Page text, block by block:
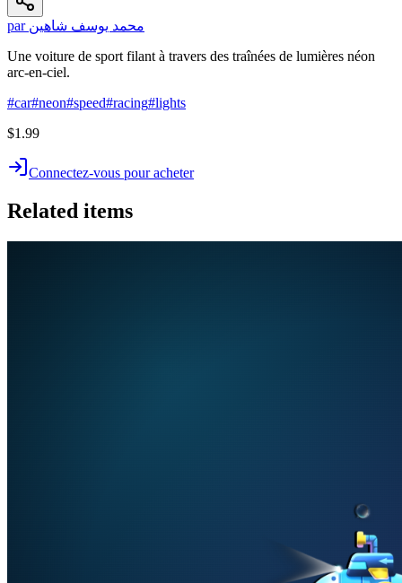
par محمد يوسف شاهين
Une voiture de sport filant à travers des traînées de lumières néon
arc-en-ciel.
#car#neon#speed#racing#lights
$1.99
Connectez-vous pour acheter
Related items